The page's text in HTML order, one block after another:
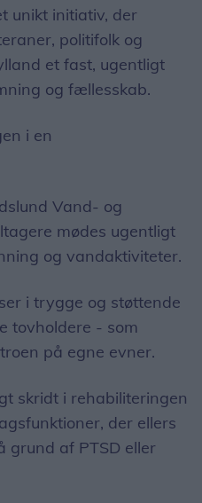
unikt initiativ, der
politifolk og
et fast, ugentligt
og fællesskab.
i en
Vand- og
mødes ugentligt
og vandaktiviteter.
i trygge og støttende
tovholdere - som
på egne evner.
skridt i rehabiliteringen
der ellers
af PTSD eller